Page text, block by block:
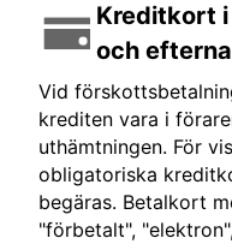
Kreditkort
och
Vid
krediten vara i
uthämtningen. För
obligatoriska
begäras. Betalkort
"förbetalt",